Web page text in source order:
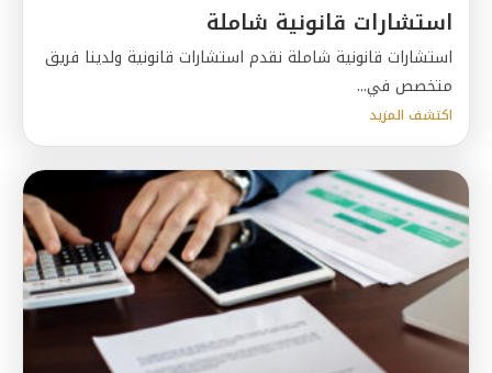
استشارات قانونية شاملة
استشارات قانونية شاملة نقدم استشارات قانونية ولدينا فريق
متخصص في...
اكتشف المزيد